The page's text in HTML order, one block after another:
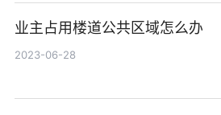
业主占用楼道公共区域怎么办
2023-06-28